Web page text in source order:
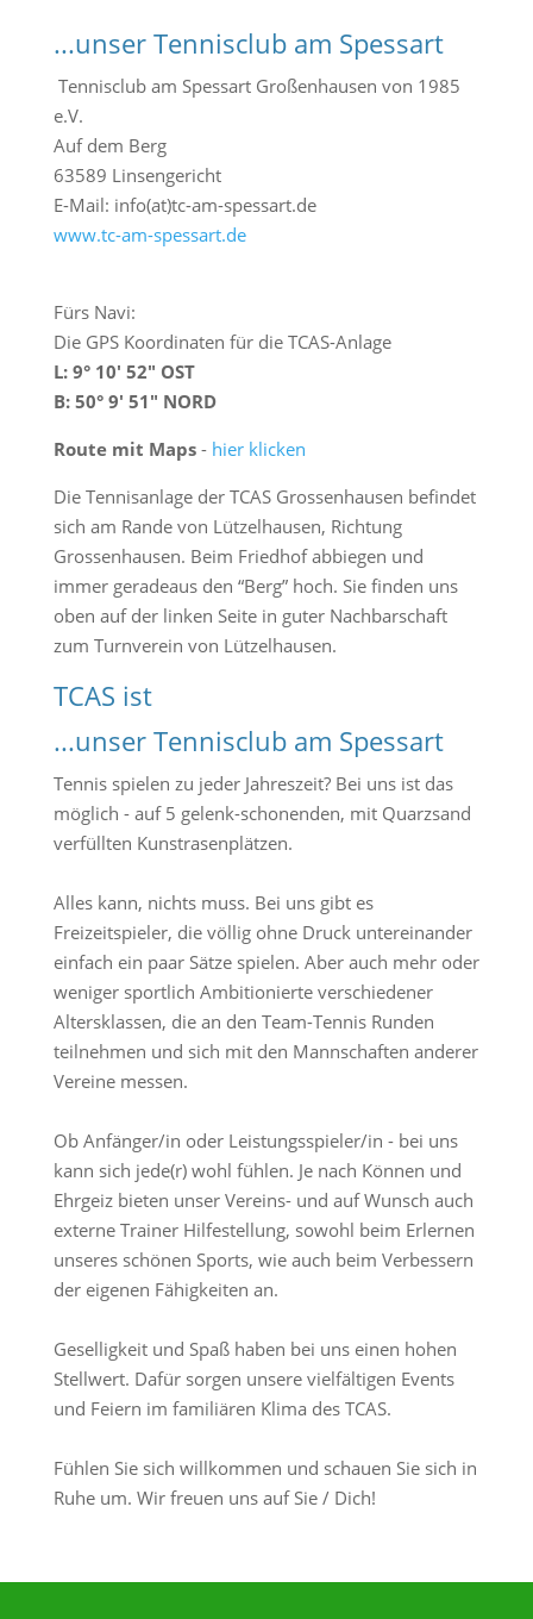
h
e
...unser Tennisclub am Spessart
Tennisclub am Spessart Großenhausen von 1985
e.V.
Auf dem Berg
63589 Linsengericht
E-Mail: info(at)tc-am-spessart.de
www.tc-am-spessart.de
Fürs Navi:
Die GPS Koordinaten für die TCAS-Anlage
L: 9° 10′ 52″ OST
B: 50° 9′ 51″ NORD
Route mit Maps- hier klicken
Die Tennisanlage der TCAS Grossenhausen befindet
sich am Rande von Lützelhausen, Richtung
Grossenhausen. Beim Friedhof abbiegen und
immer geradeaus den “Berg” hoch. Sie finden uns
oben auf der linken Seite in guter Nachbarschaft
zum Turnverein von Lützelhausen.
TCAS ist
...unser Tennisclub am Spessart
Tennis spielen zu jeder Jahreszeit? Bei uns ist das
möglich - auf 5 gelenk-schonenden, mit Quarzsand
verfüllten Kunstrasenplätzen.
Alles kann, nichts muss. Bei uns gibt es
Freizeitspieler, die völlig ohne Druck untereinander
einfach ein paar Sätze spielen. Aber auch mehr oder
weniger sportlich Ambitionierte verschiedener
Altersklassen, die an den Team-Tennis Runden
teilnehmen und sich mit den Mannschaften anderer
Vereine messen.
Ob Anfänger/in oder Leistungsspieler/in - bei uns
kann sich jede(r) wohl fühlen. Je nach Können und
Ehrgeiz bieten unser Vereins- und auf Wunsch auch
externe Trainer Hilfestellung, sowohl beim Erlernen
unseres schönen Sports, wie auch beim Verbessern
der eigenen Fähigkeiten an.
Geselligkeit und Spaß haben bei uns einen hohen
Stellwert. Dafür sorgen unsere vielfältigen Events
und Feiern im familiären Klima des TCAS.
Fühlen Sie sich willkommen und schauen Sie sich in
Ruhe um. Wir freuen uns auf Sie / Dich!